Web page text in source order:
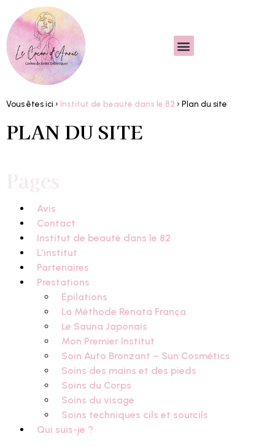
Vous êtes ici › Institut de beauté dans le 82 › Plan du site
PLAN DU SITE
Avis
Contact
Institut de beauté dans le 82
L’institut
Partenaires
Prestations
Épilations
La Méthode Renata França
Le Sauna Japonais
Mon Premier Institut
Soin Auto Bronzant – Sun Cosmétics
Soins des mains et des pieds
Soins du Corps
Soins du visage
Soins techniques cils et sourcils
Qui suis-je ?